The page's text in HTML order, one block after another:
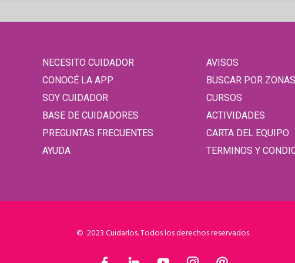
NECESITO CUIDADOR
CONOCÉ LA APP
SOY CUIDADOR
BASE DE CUIDADORES
PREGUNTAS FRECUENTES
AYUDA
AVISOS
BUSCAR POR ZONAS
CURSOS
ACTIVIDADES
CARTA DEL EQUIPO
TERMINOS Y
© 2023 Cuidarlos. Todos los derechos reservados.